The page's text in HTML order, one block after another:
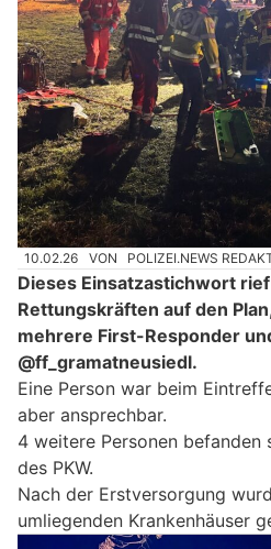
10.02.26 VON POLIZEI.NEWS
Dieses Einsatzastichwort
Rettungskräften auf den
mehrere First-Responder
@ff_gramatneusiedl.
Eine Person war beim
aber ansprechbar.
4 weitere Personen
des PKW.
Nach der Erstversorgung
umliegenden Krankenhäuser